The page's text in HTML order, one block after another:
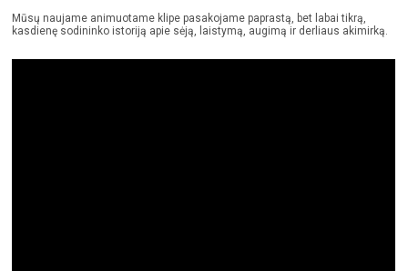
Mūsų naujame animuotame klipe pasakojame paprastą, bet labai tikrą,
kasdienę sodininko istoriją apie sėją, laistymą, augimą ir derliaus akimirką.